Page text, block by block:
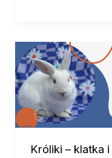
Króliki – klatka
Króliki
–
klatka
i
wybieg